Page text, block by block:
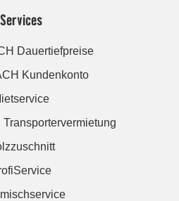
Services
Dauertiefpreise
Kundenkonto